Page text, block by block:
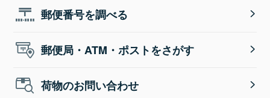
郵便番号を調べる
郵便局・ATM・ポストをさがす
荷物のお問い合わせ